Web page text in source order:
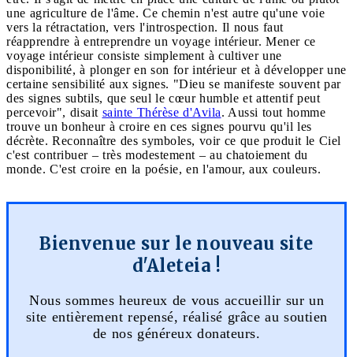
une agriculture de l'âme. Ce chemin n'est autre qu'une voie
vers la rétractation, vers l'introspection. Il nous faut
réapprendre à entreprendre un voyage intérieur. Mener ce
voyage intérieur consiste simplement à cultiver une
disponibilité, à plonger en son for intérieur et à développer une
certaine sensibilité aux signes. "Dieu se manifeste souvent par
des signes subtils, que seul le cœur humble et attentif peut
percevoir", disait sainte Thérèse d'Avila. Aussi tout homme
trouve un bonheur à croire en ces signes pourvu qu'il les
décrète. Reconnaître des symboles, voir ce que produit le Ciel
c'est contribuer – très modestement – au chatoiement du
monde. C'est croire en la poésie, en l'amour, aux couleurs.
Bienvenue sur le nouveau site
d'Aleteia !
Nous sommes heureux de vous accueillir sur un
site entièrement repensé, réalisé grâce au soutien
de nos généreux donateurs.